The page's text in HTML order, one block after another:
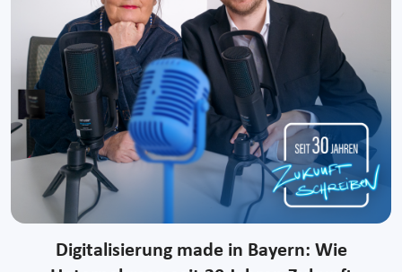
Digitalisierung made in Bayern: Wie